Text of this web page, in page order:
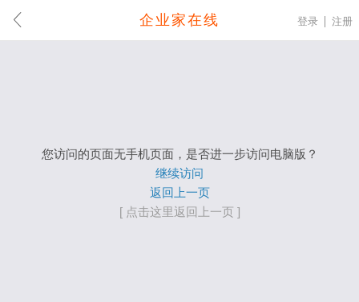
企业家在线 登录 注册
您访问的页面无手机页面，是否进一步访问电脑版？
继续访问
返回上一页
[ 点击这里返回上一页 ]